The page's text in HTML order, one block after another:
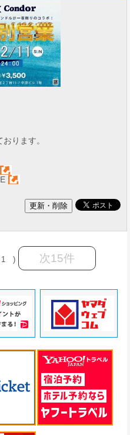
おります。
1 ) 次15件